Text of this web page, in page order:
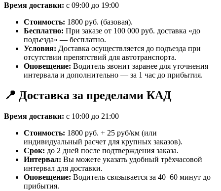
Время доставки: с 09:00 до 19:00
Стоимость: 1800 руб. (базовая).
Бесплатно: При заказе от 100 000 руб. доставка «до
подъезда» — бесплатно.
Условия: Доставка осуществляется до подъезда при
отсутствии препятствий для автотранспорта.
Оповещение: Водитель звонит заранее для уточнения
интервала и дополнительно — за 1 час до прибытия.
📍 Доставка за пределами КАД
Время доставки: с 10:00 до 21:00
Стоимость: 1800 руб. + 25 руб/км (или
индивидуальный расчет для крупных заказов).
Срок: до 2 дней после подтверждения заказа.
Интервал: Вы можете указать удобный трёхчасовой
интервал для доставки.
Оповещение: Водитель связывается за 40–60 минут до
прибытия.